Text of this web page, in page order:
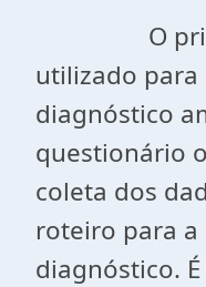
O
utilizado para
diagnóstico
questionário
coleta dos
roteiro para a
diagnóstico.